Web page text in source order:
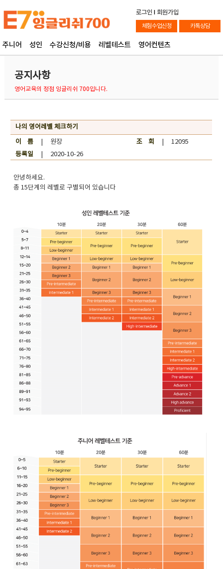
로그인 l 회원가입
체험수업신청 카톡상담
주니어 성인 수강신청/비용 레벨테스트 영어컨텐츠
공지사항
영어교육의 정점 잉글리쉬 700입니다.
나의 영어레벨 체크하기
이 름| 원장 조 회
| 12095
등록일| 2020-10-26
안녕하세요.
총 15단계의 레벨로 구별되어 있습니다